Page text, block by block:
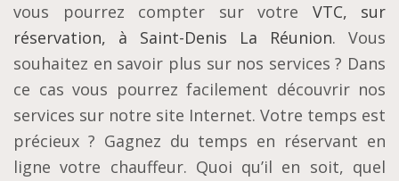
vous pourrez compter sur votre VTC, sur
réservation, à Saint-Denis La Réunion. Vous
souhaitez en savoir plus sur nos services ? Dans
ce cas vous pourrez facilement découvrir nos
services sur notre site Internet. Votre temps est
précieux ? Gagnez du temps en réservant en
ligne votre chauffeur. Quoi qu’il en soit, quel